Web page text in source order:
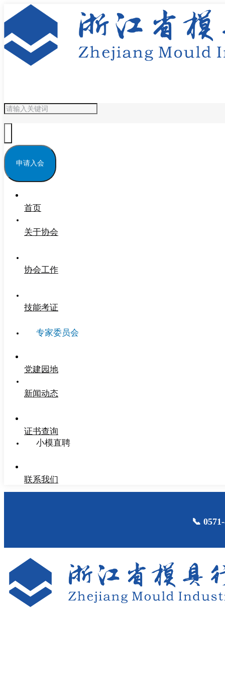
申请入会
首页
关于协会
协会工作
技能考证
专家委员会
党建园地
新闻动态
证书查询
小模直聘
联系我们
📞